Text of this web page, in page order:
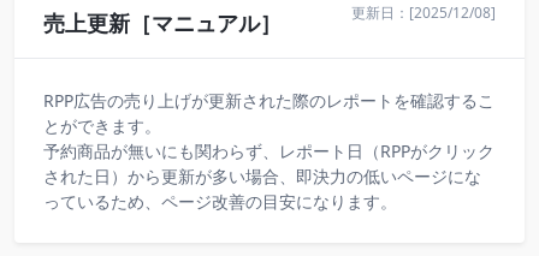
売上更新［マニュアル］ 更新日：[2025/12/08]
RPP広告の売り上げが更新された際のレポートを確認するこ
とができます。
予約商品が無いにも関わらず、レポート日（RPPがクリック
された日）から更新が多い場合、即決力の低いページにな
っているため、ページ改善の目安になります。